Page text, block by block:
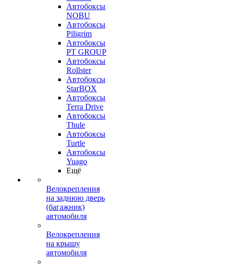
Автобоксы
NOBU
Автобоксы
Piligrim
Автобоксы
PT GROUP
Автобоксы
Rollster
Автобоксы
StarBOX
Автобоксы
Terra Drive
Автобоксы
Thule
Автобоксы
Turtle
Автобоксы
Yuago
Ещё
Велокрепления
на заднюю дверь
(багажник)
автомобиля
Велокрепления
на крышу
автомобиля